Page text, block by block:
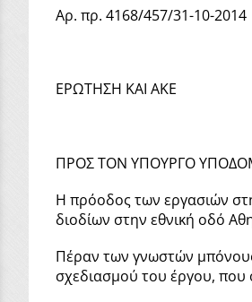
Αρ. πρ. 4168/457/31-10-2014
ΕΡΩΤΗΣΗ ΚΑΙ ΑΚΕ
ΠΡΟΣ ΤΟΝ ΥΠΟΥΡΓΟ
Η πρόοδος των εργασιών
διοδίων στην εθνική οδό
Πέραν των γνωστών
σχεδιασμού του έργου, που